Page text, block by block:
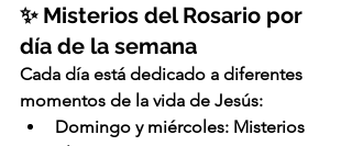
✨ Misterios del Rosario por
día de la semana
Cada día está dedicado a diferentes
momentos de la vida de Jesús:
Domingo y miércoles: Misterios